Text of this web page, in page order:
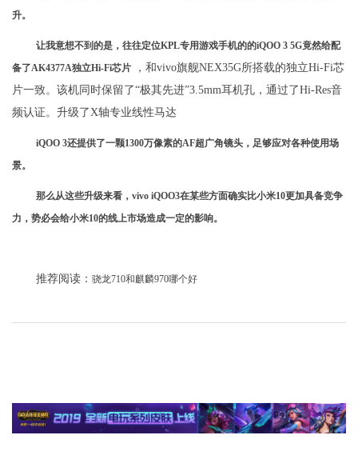
升。
让我意想不到的是，往往定位KPL专用游戏手机的的iQOO 3 5G竟然给配
备了AK4377A独立Hi-Fi芯片 ，和vivo旗舰NEX35G所搭载的独立Hi-Fi芯
片一致。该机同时保留了“极其先进”3.5mm耳机孔，通过了Hi-Res音
频认证。升级了X轴专业线性马达
iQOO 3还提供了一颗1300万像素的AF超广角镜头，足够应对各种使用场
景。
那么从这些升级来看，vivo iQOO3在某些方面确实比小米10更加具备竞争
力，势必会给小米10的线上市场造成一定的影响。
推荐阅读： 骁龙710和麒麟970哪个好